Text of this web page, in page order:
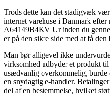
Trods dette kan det stadigvæk
internet varehuse i Danmark
A64149B4KV Ur inden du
er på den sikre side med at få den
Man bør alligevel ikke
virksomhed udbyder et produkt
usædvanlig overkommelig, burde
en snydagtig e-handler.
del af en bestemmelse, hvilket